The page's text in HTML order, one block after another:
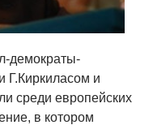
демократы-
Г.Киркиласом и
среди европейских
в котором